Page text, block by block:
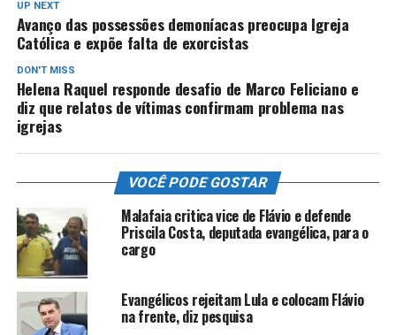
UP NEXT
Avanço das possessões demoníacas preocupa Igreja
Católica e expõe falta de exorcistas
DON'T MISS
Helena Raquel responde desafio de Marco Feliciano e
diz que relatos de vítimas confirmam problema nas
igrejas
VOCÊ PODE GOSTAR
Malafaia critica vice de Flávio e defende
Priscila Costa, deputada evangélica, para o
cargo
Evangélicos rejeitam Lula e colocam Flávio
na frente, diz pesquisa